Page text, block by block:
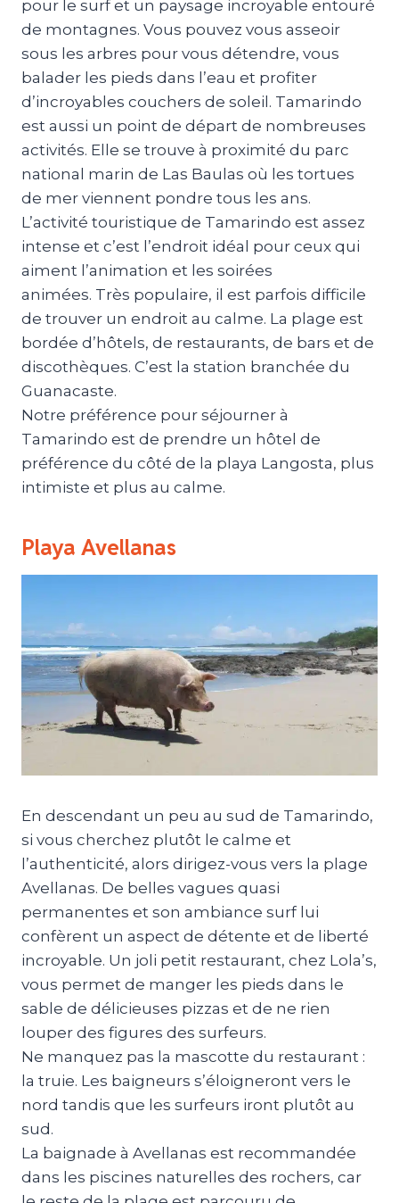
pour le surf et un paysage incroyable entouré
de montagnes. Vous pouvez vous asseoir
sous les arbres pour vous détendre, vous
balader les pieds dans l’eau et profiter
d’incroyables couchers de soleil. Tamarindo
est aussi un point de départ de nombreuses
activités. Elle se trouve à proximité du parc
national marin de Las Baulas où les tortues
de mer viennent pondre tous les ans.
L’activité touristique de Tamarindo est assez
intense et c’est l’endroit idéal pour ceux qui
aiment l’animation et les soirées
animées. Très populaire, il est parfois difficile
de trouver un endroit au calme. La plage est
bordée d’hôtels, de restaurants, de bars et de
discothèques. C’est la station branchée du
Guanacaste.
Notre préférence pour séjourner à
Tamarindo est de prendre un hôtel de
préférence du côté de la playa Langosta, plus
intimiste et plus au calme.
Playa Avellanas
En descendant un peu au sud de Tamarindo,
si vous cherchez plutôt le calme et
l’authenticité, alors dirigez-vous vers la plage
Avellanas. De belles vagues quasi
permanentes et son ambiance surf lui
confèrent un aspect de détente et de liberté
incroyable. Un joli petit restaurant, chez Lola’s,
vous permet de manger les pieds dans le
sable de délicieuses pizzas et de ne rien
louper des figures des surfeurs.
Ne manquez pas la mascotte du restaurant :
la truie. Les baigneurs s’éloigneront vers le
nord tandis que les surfeurs iront plutôt au
sud.
La baignade à Avellanas est recommandée
dans les piscines naturelles des rochers, car